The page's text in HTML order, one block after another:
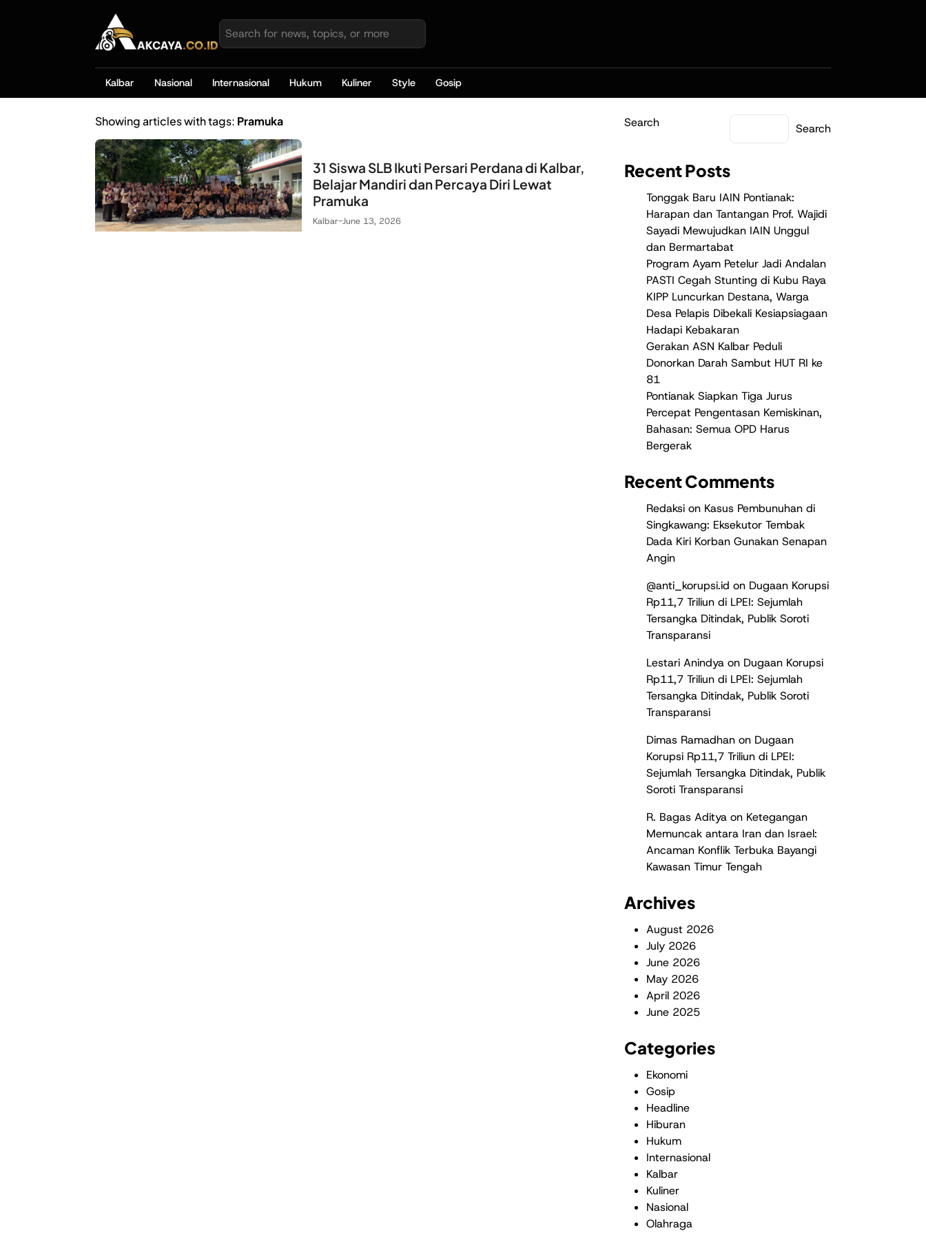
Kalbar Nasional Internasional Hukum Kuliner Style Gosip
Showing articles with tags: Pramuka
31 Siswa SLB Ikuti Persari Perdana di Kalbar,
Belajar Mandiri dan Percaya Diri Lewat
Pramuka
Kalbar-June 13, 2026
Search Search
Recent Posts
Tonggak Baru IAIN Pontianak:
Harapan dan Tantangan Prof. Wajidi
Sayadi Mewujudkan IAIN Unggul
dan Bermartabat
Program Ayam Petelur Jadi Andalan
PASTI Cegah Stunting di Kubu Raya
KIPP Luncurkan Destana, Warga
Desa Pelapis Dibekali Kesiapsiagaan
Hadapi Kebakaran
Gerakan ASN Kalbar Peduli
Donorkan Darah Sambut HUT RI ke
81
Pontianak Siapkan Tiga Jurus
Percepat Pengentasan Kemiskinan,
Bahasan: Semua OPD Harus
Bergerak
Recent Comments
Redaksi on Kasus Pembunuhan di
Singkawang: Eksekutor Tembak
Dada Kiri Korban Gunakan Senapan
Angin
@anti_korupsi.id on Dugaan Korupsi
Rp11,7 Triliun di LPEI: Sejumlah
Tersangka Ditindak, Publik Soroti
Transparansi
Lestari Anindya on Dugaan Korupsi
Rp11,7 Triliun di LPEI: Sejumlah
Tersangka Ditindak, Publik Soroti
Transparansi
Dimas Ramadhan on Dugaan
Korupsi Rp11,7 Triliun di LPEI:
Sejumlah Tersangka Ditindak, Publik
Soroti Transparansi
R. Bagas Aditya on Ketegangan
Memuncak antara Iran dan Israel:
Ancaman Konflik Terbuka Bayangi
Kawasan Timur Tengah
Archives
August 2026
July 2026
June 2026
May 2026
April 2026
June 2025
Categories
Ekonomi
Gosip
Headline
Hiburan
Hukum
Internasional
Kalbar
Kuliner
Nasional
Olahraga